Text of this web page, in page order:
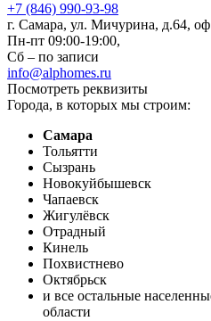
+7 (846) 990-93-98
г. Самара, ул. Мичурина, д.64,
Пн-пт 09:00-19:00,
Сб – по записи
info@alphomes.ru
Посмотреть реквизиты
Города, в которых мы строим:
Самара
Тольятти
Сызрань
Новокуйбышевск
Чапаевск
Жигулёвск
Отрадный
Кинель
Похвистнево
Октябрьск
и все остальные
области